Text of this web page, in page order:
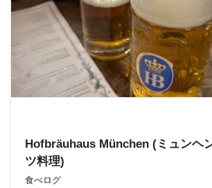
Hofbräuhaus München (ミュンヘ
ツ料理)
食べログ